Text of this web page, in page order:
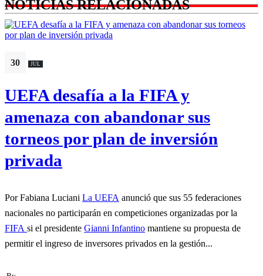
NOTICIAS RELACIONADAS
30 JUL
UEFA desafía a la FIFA y
amenaza con abandonar sus
torneos por plan de inversión
privada
Por Fabiana Luciani La UEFA anunció que sus 55 federaciones
nacionales no participarán en competiciones organizadas por la
FIFA si el presidente Gianni Infantino mantiene su propuesta de
permitir el ingreso de inversores privados en la gestión...